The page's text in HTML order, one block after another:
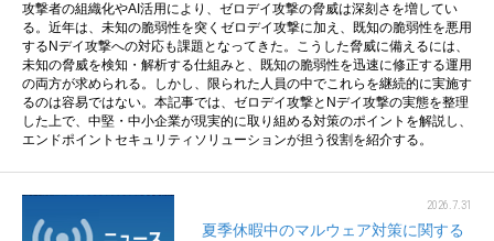
攻撃者の組織化やAI活用により、ゼロデイ攻撃の脅威は深刻さを増してい
る。近年は、未知の脆弱性を突くゼロデイ攻撃に加え、既知の脆弱性を悪用
するNデイ攻撃への対応も課題となってきた。こうした脅威に備えるには、
未知の脅威を検知・解析する仕組みと、既知の脆弱性を迅速に修正する運用
の両方が求められる。しかし、限られた人員の中でこれらを継続的に実施す
るのは容易ではない。本記事では、ゼロデイ攻撃とNデイ攻撃の実態を整理
した上で、中堅・中小企業が現実的に取り組める対策のポイントを解説し、
エンドポイントセキュリティソリューションが担う役割を紹介する。
2026.7.31
夏季休暇中のマルウェア対策に関する